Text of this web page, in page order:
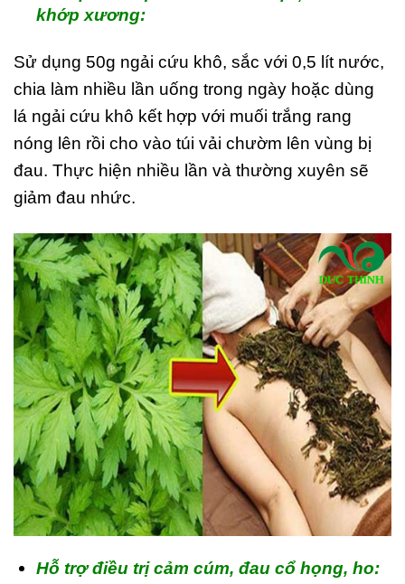
khớp xương:
Sử dụng 50g ngải cứu khô, sắc với 0,5 lít nước,
chia làm nhiều lần uống trong ngày hoặc dùng
lá ngải cứu khô kết hợp với muối trắng rang
nóng lên rồi cho vào túi vải chườm lên vùng bị
đau. Thực hiện nhiều lần và thường xuyên sẽ
giảm đau nhức.
Hỗ trợ điều trị cảm cúm, đau cổ họng, ho: